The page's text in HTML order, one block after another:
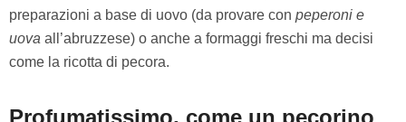
preparazioni a base di uovo (da provare con peperoni e
uova all’abruzzese) o anche a formaggi freschi ma decisi
come la ricotta di pecora.
Profumatissimo, come un pecorino